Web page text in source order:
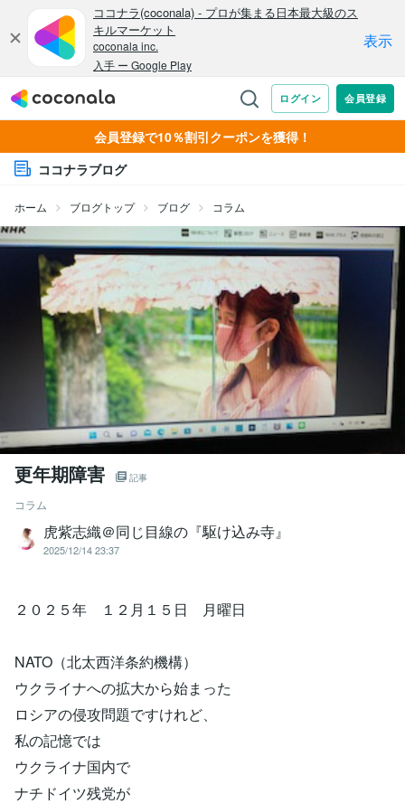
会員登録で10％割引クーポンを獲得！
ココナラブログ
ホーム ブログトップ ブログ コラム
更年期障害 記事
コラム
虎紫志織＠同じ目線の『駆け込み寺』
2025/12/14 23:37
２０２５年 １２月１５日 月曜日
NATO（北太西洋条約機構）
ウクライナへの拡大から始まった
ロシアの侵攻問題ですけれど、
私の記憶では
ウクライナ国内で
ナチドイツ残党が